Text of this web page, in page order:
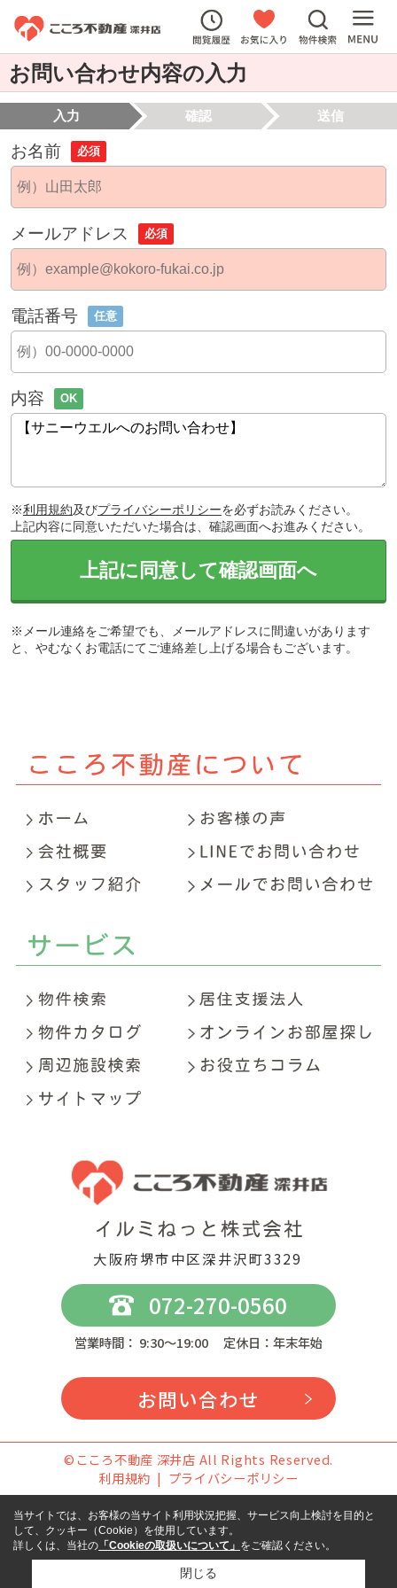
お問い合わせ内容の入力
入力 確認 送信
お名前 必須
メールアドレス 必須
電話番号 任意
内容 OK
※利用規約及びプライバシーポリシーを必ずお読みください。
上記内容に同意いただいた場合は、確認画面へお進みください。
上記に同意して確認画面へ
※メール連絡をご希望でも、メールアドレスに間違いがあります
と、やむなくお電話にてご連絡差し上げる場合もございます。
大阪府堺市中区深井沢町3329
072-270-0560
営業時間： 9:30～19:00 定休日：年末年始
お問い合わせ
©こころ不動産 深井店 All Rights Reserved.
利用規約
プライバシーポリシー
当サイトでは、お客様の当サイト利用状況把握、サービス向上検討を目的と
して、クッキー（Cookie）を使用しています。
詳しくは、当社の 「Cookieの取扱いについて」 をご確認ください。
閉じる